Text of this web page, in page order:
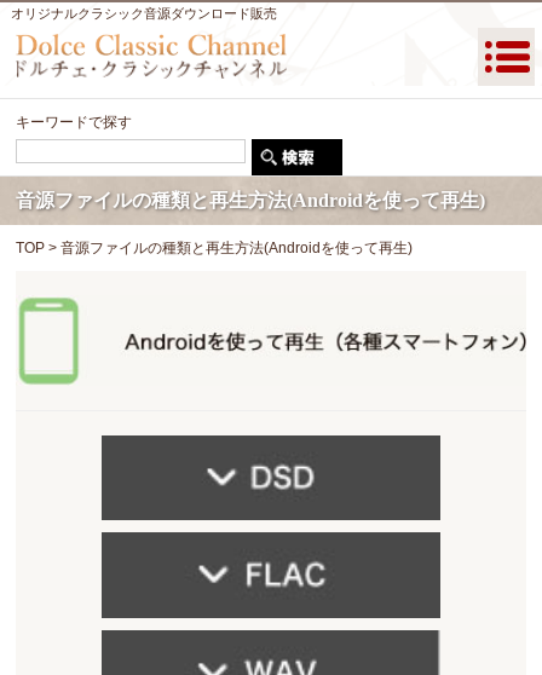
オリジナルクラシック音源ダウンロード販売
キーワードで探す
音源ファイルの種類と再生方法(Androidを使って再生)
TOP >音源ファイルの種類と再生方法(Androidを使って再生)